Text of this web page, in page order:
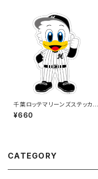
千葉ロッテマリーンズステッカー
13（大）
¥660
CATEGORY